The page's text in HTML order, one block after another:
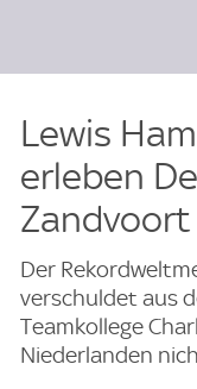
Lewis
erleben
Zandvoort
Der
verschuldet aus
Teamkollege
Niederlanden